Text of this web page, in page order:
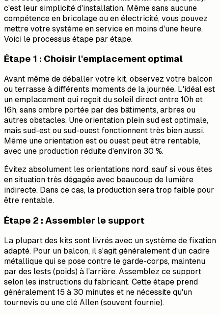
c'est leur simplicité d'installation. Même sans aucune
compétence en bricolage ou en électricité, vous pouvez
mettre votre système en service en moins d'une heure.
Voici le processus étape par étape.
Étape 1 : Choisir l'emplacement optimal
Avant même de déballer votre kit, observez votre balcon
ou terrasse à différents moments de la journée. L'idéal est
un emplacement qui reçoit du soleil direct entre 10h et
16h, sans ombre portée par des bâtiments, arbres ou
autres obstacles. Une orientation plein sud est optimale,
mais sud-est ou sud-ouest fonctionnent très bien aussi.
Même une orientation est ou ouest peut être rentable,
avec une production réduite d'environ 30 %.
Évitez absolument les orientations nord, sauf si vous êtes
en situation très dégagée avec beaucoup de lumière
indirecte. Dans ce cas, la production sera trop faible pour
être rentable.
Étape 2 : Assembler le support
La plupart des kits sont livrés avec un système de fixation
adapté. Pour un balcon, il s'agit généralement d'un cadre
métallique qui se pose contre le garde-corps, maintenu
par des lests (poids) à l'arrière. Assemblez ce support
selon les instructions du fabricant. Cette étape prend
généralement 15 à 30 minutes et ne nécessite qu'un
tournevis ou une clé Allen (souvent fournie).